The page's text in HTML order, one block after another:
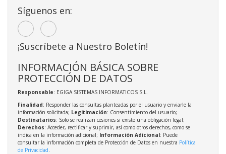
Síguenos en:
¡Suscríbete a Nuestro Boletín!
INFORMACIÓN BÁSICA SOBRE
PROTECCIÓN DE DATOS
Responsable: EGIGA SISTEMAS INFORMATICOS S.L.
Finalidad: Responder las consultas planteadas por el usuario y enviarle la
información solicitada; Legitimación: Consentimiento del usuario;
Destinatarios: Solo se realizan cesiones si existe una obligación legal;
Derechos: Acceder, rectificar y suprimir, así como otros derechos, como se
indica en la información adicional; Información Adicional: Puede
consultar la información completa de Protección de Datos en nuestra Política
de Privacidad